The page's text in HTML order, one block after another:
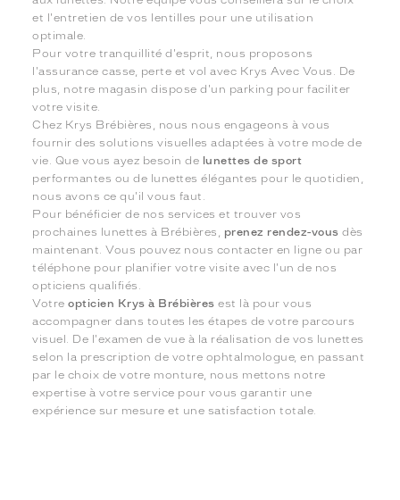
et l'entretien de vos lentilles pour une utilisation
optimale.
Pour votre tranquillité d'esprit, nous proposons
l'assurance casse, perte et vol avec Krys Avec Vous. De
plus, notre magasin dispose d'un parking pour faciliter
votre visite.
Chez Krys Brébières, nous nous engageons à vous
fournir des solutions visuelles adaptées à votre mode de
vie. Que vous ayez besoin de lunettes de sport
performantes ou de lunettes élégantes pour le quotidien,
nous avons ce qu'il vous faut.
Pour bénéficier de nos services et trouver vos
prochaines lunettes à Brébières, prenez rendez-vous dès
maintenant. Vous pouvez nous contacter en ligne ou par
téléphone pour planifier votre visite avec l'un de nos
opticiens qualifiés.
Votreopticien Krys à Brébières est là pour vous
accompagner dans toutes les étapes de votre parcours
visuel. De l'examen de vue à la réalisation de vos lunettes
selon la prescription de votre ophtalmologue, en passant
par le choix de votre monture, nous mettons notre
expertise à votre service pour vous garantir une
expérience sur mesure et une satisfaction totale.